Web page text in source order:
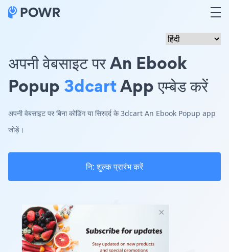
अपनी वेबसाइट पर An Ebook
Popup 3dcartApp एम्बेड करें
अपनी वेबसाइट पर बिना कोडिंग या सिरदर्द के 3dcart An Ebook Popup app
जोड़ें।
नि: शुल्क प्रारंभ करें